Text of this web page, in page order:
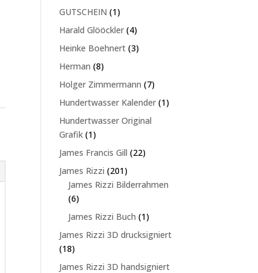
GUTSCHEIN 11
Produkt
Harald Glööckler 44
Produkte
Heinke Boehnert 33
Herman 88
Holger Zimmermann 77
Produkte
Hundertwasser Kalender 11
Hundertwasser Original
Grafik 11
Produkt
James Francis Gill 2222
James Rizzi 201201
Produkte
James Rizzi Bilderrahmen
66
Produkte
James Rizzi Buch 11
Produkt
James Rizzi 3D drucksigniert
1818
Produkte
James Rizzi 3D handsigniert